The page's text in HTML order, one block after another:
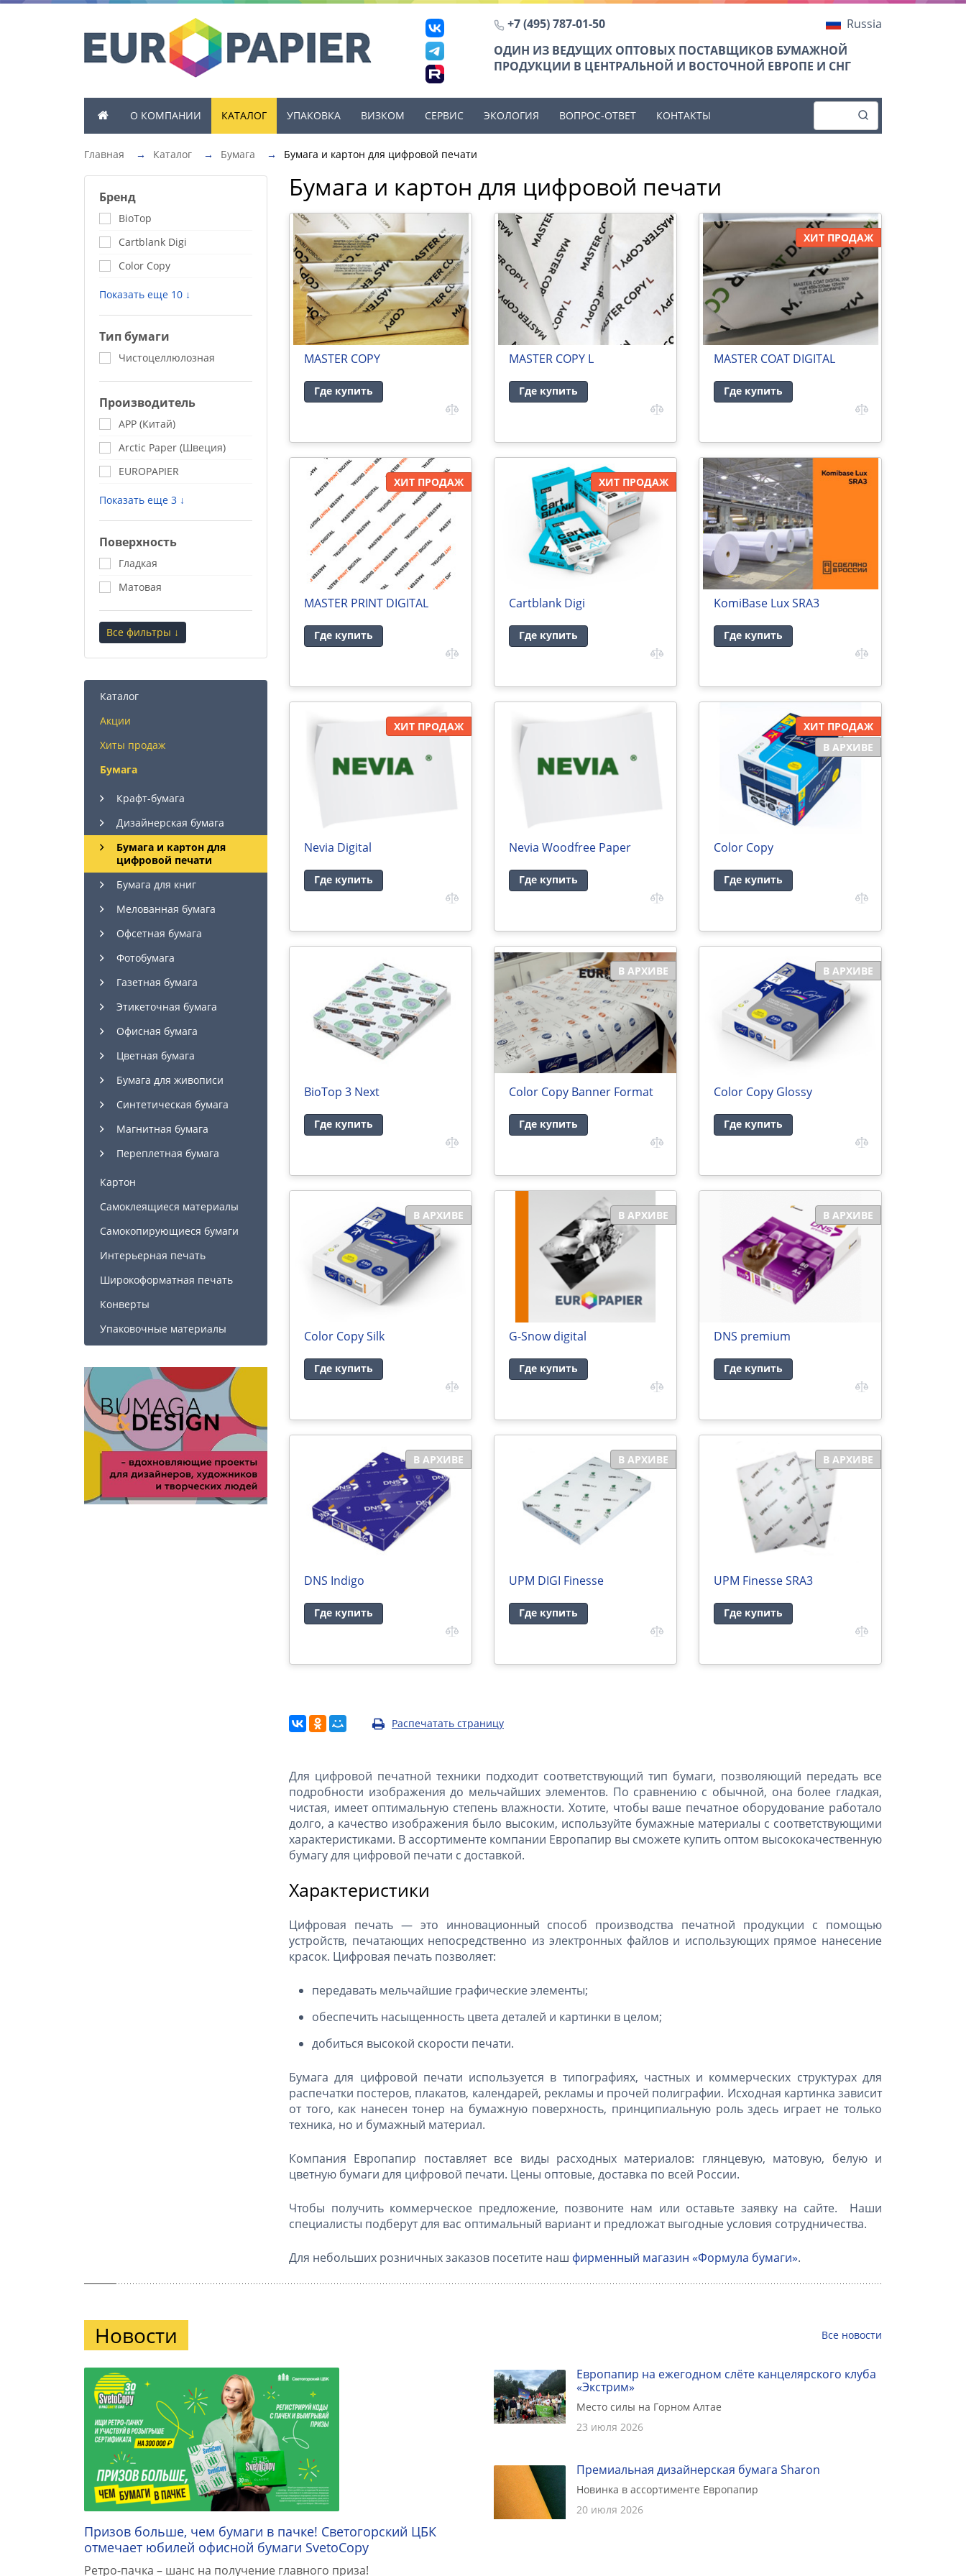
+7 (495) 787-01-50
Russia
ОДИН ИЗ ВЕДУЩИХ ОПТОВЫХ ПОСТАВЩИКОВ БУМАЖНОЙ
ПРОДУКЦИИ В ЦЕНТРАЛЬНОЙ И ВОСТОЧНОЙ ЕВРОПЕ И СНГ
О КОМПАНИИ КАТАЛОГ УПАКОВКА ВИЗКОМ СЕРВИС ЭКОЛОГИЯ ВОПРОС-ОТВЕТ КОНТАКТЫ
Главная → Каталог → Бумага → Бумага и картон для цифровой печати
Бренд
BioTop
Cartblank Digi
Color Copy
Показать еще 10 ↓
Тип бумаги
Чистоцеллюлозная
Производитель
APP (Китай)
Arctic Paper (Швеция)
EUROPAPIER
Показать еще 3 ↓
Поверхность
Гладкая
Матовая
Все фильтры ↓
Каталог
Акции
Хиты продаж
Бумага
Крафт-бумага
Дизайнерская бумага
Бумага и картон для
цифровой печати
Бумага для книг
Мелованная бумага
Офсетная бумага
Фотобумага
Газетная бумага
Этикеточная бумага
Офисная бумага
Цветная бумага
Бумага для живописи
Синтетическая бумага
Магнитная бумага
Переплетная бумага
Картон
Самоклеящиеся материалы
Самокопирующиеся бумаги
Интерьерная печать
Широкоформатная печать
Конверты
Упаковочные материалы
Бумага и картон для цифровой печати
MASTER COPY
Где купить
MASTER COPY L
Где купить
ХИТ ПРОДАЖ
MASTER COAT DIGITAL
Где купить
ХИТ ПРОДАЖ
MASTER PRINT DIGITAL
Где купить
ХИТ ПРОДАЖ
Cartblank Digi
Где купить
KomiBase Lux SRA3
Где купить
ХИТ ПРОДАЖ
Nevia Digital
Где купить
Nevia Woodfree Paper
Где купить
ХИТ ПРОДАЖ
В АРХИВЕ
Color Copy
Где купить
BioTop 3 Next
Где купить
В АРХИВЕ
Color Copy Banner Format
Где купить
В АРХИВЕ
Color Copy Glossy
Где купить
В АРХИВЕ
Color Copy Silk
Где купить
В АРХИВЕ
G-Snow digital
Где купить
В АРХИВЕ
DNS premium
Где купить
В АРХИВЕ
DNS Indigo
Где купить
В АРХИВЕ
UPM DIGI Finesse
Где купить
В АРХИВЕ
UPM Finesse SRA3
Где купить
Распечатать страницу
Для цифровой печатной техники подходит соответствующий тип бумаги, позволяющий передать все
подробности изображения до мельчайших элементов. По сравнению с обычной, она более гладкая,
чистая, имеет оптимальную степень влажности. Хотите, чтобы ваше печатное оборудование работало
долго, а качество изображения было высоким, используйте бумажные материалы с соответствующими
характеристиками. В ассортименте компании Европапир вы сможете купить оптом высококачественную
бумагу для цифровой печати с доставкой.
Характеристики
Цифровая печать — это инновационный способ производства печатной продукции с помощью
устройств, печатающих непосредственно из электронных файлов и использующих прямое нанесение
красок. Цифровая печать позволяет:
передавать мельчайшие графические элементы;
обеспечить насыщенность цвета деталей и картинки в целом;
добиться высокой скорости печати.
Бумага для цифровой печати используется в типографиях, частных и коммерческих структурах для
распечатки постеров, плакатов, календарей, рекламы и прочей полиграфии. Исходная картинка зависит
от того, как нанесен тонер на бумажную поверхность, принципиальную роль здесь играет не только
техника, но и бумажный материал.
Компания Европапир поставляет все виды расходных материалов: глянцевую, матовую, белую и
цветную бумаги для цифровой печати. Цены оптовые, доставка по всей России.
Чтобы получить коммерческое предложение, позвоните нам или оставьте заявку на сайте. Наши
специалисты подберут для вас оптимальный вариант и предложат выгодные условия сотрудничества.
Для небольших розничных заказов посетите наш фирменный магазин «Формула бумаги».
Новости Все новости
Призов больше, чем бумаги в пачке! Светогорский ЦБК
отмечает юбилей офисной бумаги SvetoCopy
Ретро-пачка – шанс на получение главного приза!
Европапир на ежегодном слёте канцелярского клуба
«Экстрим»
Место силы на Горном Алтае
23 июля 2026
Премиальная дизайнерская бумага Sharon
Новинка в ассортименте Европапир
20 июля 2026